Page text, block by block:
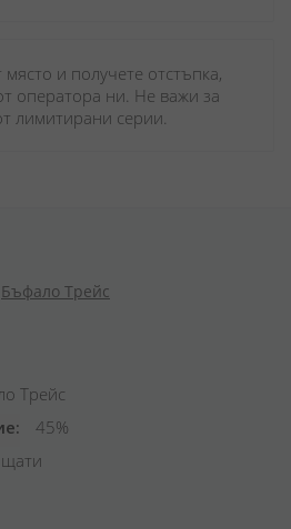
място и получете отстъпка,
оператора ни. Не важи за
лимитирани серии.
Бъфало Трейс
Трейс
45%